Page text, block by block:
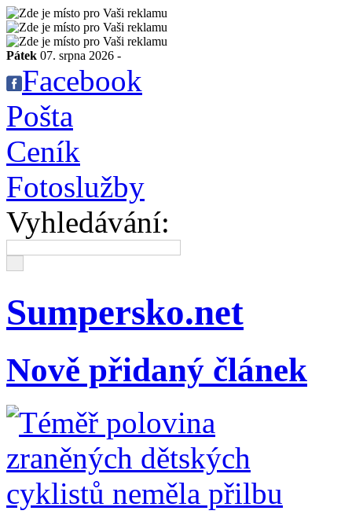
Pátek 07. srpna 2026 -
Facebook
Pošta
Ceník
Fotoslužby
Vyhledávání:
Sumpersko.net
Nově přidaný článek